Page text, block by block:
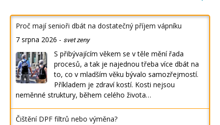
Proč mají senioři dbát na dostatečný příjem vápníku
7 srpna 2026 - svet zeny
S přibývajícím věkem se v těle mění řada
procesů, a tak je najednou třeba více dbát na
to, co v mladším věku bývalo samozřejmostí.
Příkladem je zdraví kostí. Kosti nejsou
neměnné struktury, během celého života…
Čištění DPF filtrů nebo výměna?